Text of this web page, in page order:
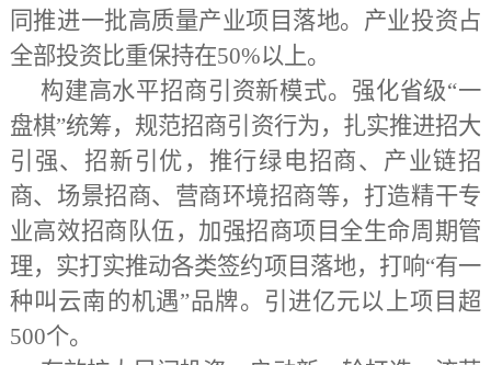
同推进一批高质量产业项目落地。产业投资占
全部投资比重保持在50%以上。
构建高水平招商引资新模式。强化省级“一
盘棋”统筹，规范招商引资行为，扎实推进招大
引强、招新引优，推行绿电招商、产业链招
商、场景招商、营商环境招商等，打造精干专
业高效招商队伍，加强招商项目全生命周期管
理，实打实推动各类签约项目落地，打响“有一
种叫云南的机遇”品牌。引进亿元以上项目超
500个。